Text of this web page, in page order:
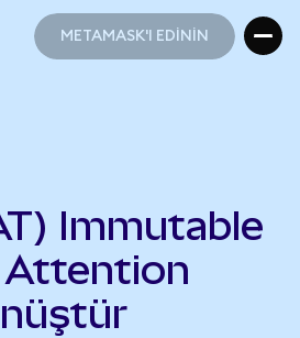
METAMASK'I EDİNİN
Immutable
Attention